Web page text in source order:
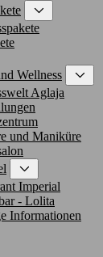
Wellness
Aglaja
und Maniküre
Imperial
- Lolita
Informationen